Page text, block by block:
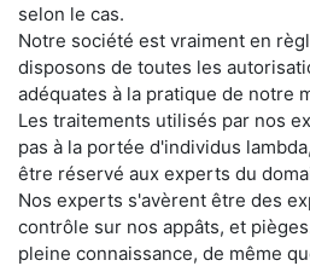
selon le cas.
Notre société est vraiment en
disposons de toutes les
adéquates à la pratique de notre
Les traitements utilisés par nos
pas à la portée d'individus
être réservé aux experts du
Nos experts s'avèrent être des
contrôle sur nos appâts, et
pleine connaissance, de même